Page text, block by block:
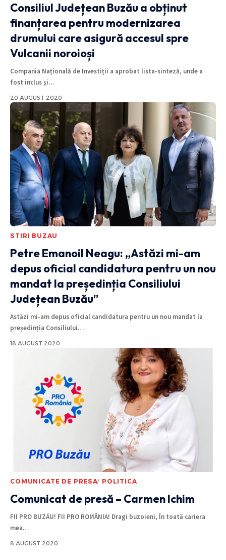
Consiliul Județean Buzău a obținut
finanțarea pentru modernizarea
drumului care asigură accesul spre
Vulcanii noroioși
Compania Națională de Investiții a aprobat lista-sinteză, unde a
fost inclus și…
20 AUGUST 2020
STIRI BUZAU
Petre Emanoil Neagu: „Astăzi mi-am
depus oficial candidatura pentru un nou
mandat la președinția Consiliului
Județean Buzău”
Astăzi mi-am depus oficial candidatura pentru un nou mandat la
președinția Consiliului…
18 AUGUST 2020
COMUNICATE DE PRESA POLITICA
Comunicat de presă – Carmen Ichim
FII PRO BUZĂU! FII PRO ROMÂNIA! Dragi buzoieni, În toată cariera
mea…
8 AUGUST 2020